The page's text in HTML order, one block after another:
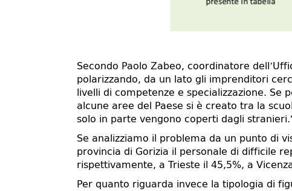
Secondo Paolo Zabeo, coordinatore
polarizzando, da un lato gli imprenditori
livelli di competenze e specializzazione.
alcune aree del Paese si è creato tra la
solo in parte vengono coperti dagli
Se analizziamo il problema da un punto di
provincia di Gorizia il personale di difficile
rispettivamente, a Trieste il 45,5%, a
Per quanto riguarda invece la tipologia di